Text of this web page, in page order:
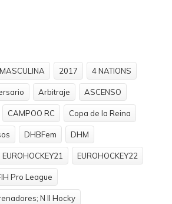
2017 4 NATIONS
Arbitraje ASCENSO
CAMPOO RC Copa de la Reina
DHBFem DHM
EUROHOCKEY21 EUROHOCKEY22
Pro League
N II Hocky